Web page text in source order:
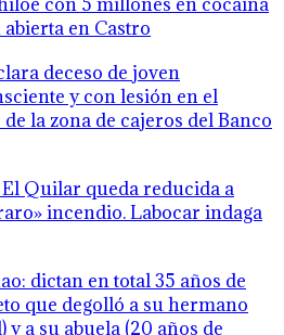
en Castro
deceso de joven
y con lesión en el
la zona de cajeros del Banco
Quilar queda reducida a
incendio. Labocar indaga
dictan en total 35 años de
que degolló a su hermano
y a su abuela (20 años de